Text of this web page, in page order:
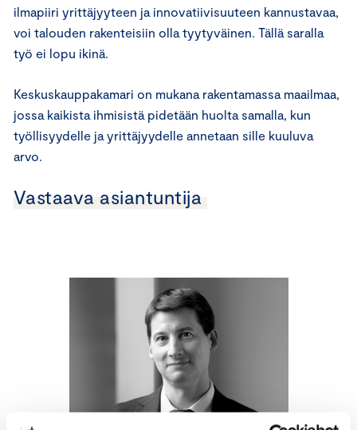
ilmapiiri yrittäjyyteen ja innovatiivisuuteen kannustavaa,
voi talouden rakenteisiin olla tyytyväinen. Tällä saralla
työ ei lopu ikinä.
Keskuskauppakamari on mukana rakentamassa maailmaa,
jossa kaikista ihmisistä pidetään huolta samalla, kun
työllisyydelle ja yrittäjyydelle annetaan sille kuuluva
arvo.
Vastaava asiantuntija